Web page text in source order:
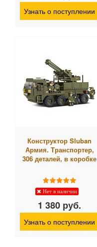
Узнать о поступлении
Конструктор Sluban
Армия. Транспортер,
306 деталей, в коробке
Нет в наличии
1 380 руб.
Узнать о поступлении